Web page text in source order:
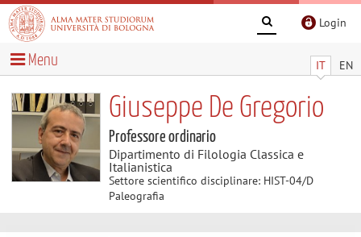
Login
IT EN
Menu
Giuseppe De Gregorio
Professore ordinario
Dipartimento di Filologia Classica e
Italianistica
Settore scientifico disciplinare: HIST-04/D
Paleografia